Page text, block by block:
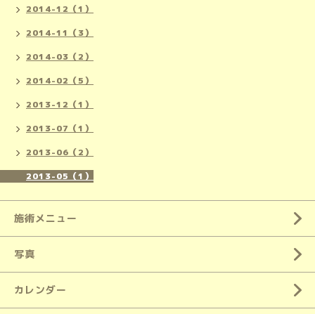
2014-12（1）
2014-11（3）
2014-03（2）
2014-02（5）
2013-12（1）
2013-07（1）
2013-06（2）
2013-05（1）
施術メニュー
写真
カレンダー